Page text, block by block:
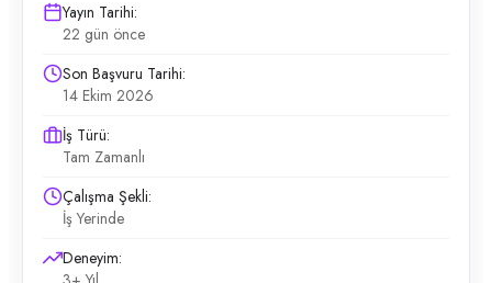
Yayın Tarihi:
22 gün önce
Son Başvuru Tarihi:
14 Ekim 2026
İş Türü:
Tam Zamanlı
Çalışma Şekli:
İş Yerinde
Deneyim: